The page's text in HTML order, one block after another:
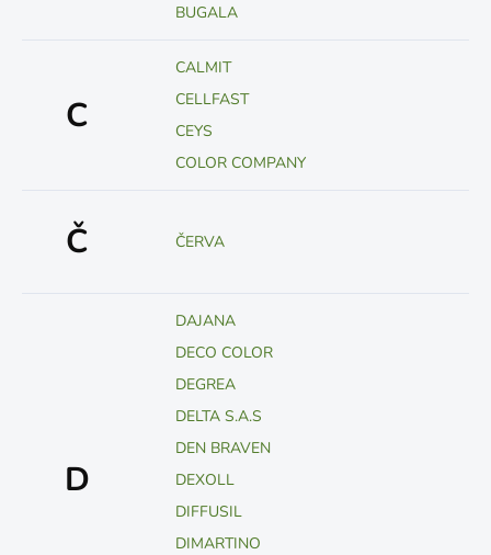
BUGALA
C
CALMIT
CELLFAST
CEYS
COLOR COMPANY
Č ČERVA
D
DAJANA
DECO COLOR
DEGREA
DELTA S.A.S
DEN BRAVEN
DEXOLL
DIFFUSIL
DIMARTINO